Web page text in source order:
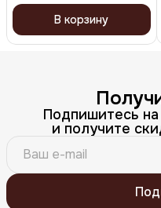
В корзину
Подпишитесь
и получите